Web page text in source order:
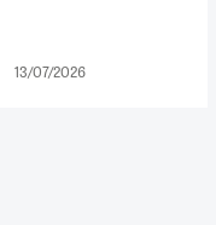
13/07/2026